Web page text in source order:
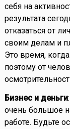
себя на
результата
отказаться от
своим делам и
Это время,
поэтому от
Бизнес и деньги
очень большое
работе. Будьте